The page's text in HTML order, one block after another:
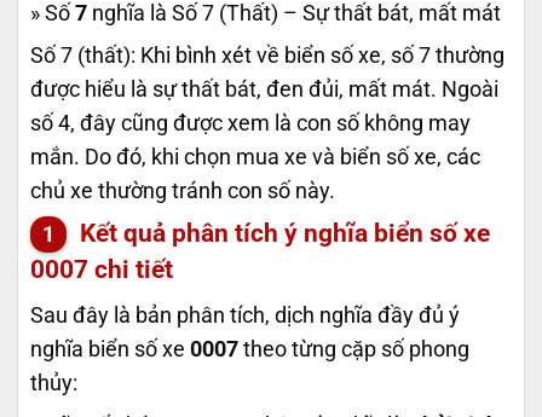
» Số 7 nghĩa là Số 7 (Thất) – Sự thất bát, mất mát
Số 7 (thất): Khi bình xét về biển số xe, số 7 thường
được hiểu là sự thất bát, đen đủi, mất mát. Ngoài
số 4, đây cũng được xem là con số không may
mắn. Do đó, khi chọn mua xe và biển số xe, các
chủ xe thường tránh con số này.
Kết quả phân tích ý nghĩa biển số xe
0007 chi tiết
Sau đây là bản phân tích, dịch nghĩa đầy đủ ý
nghĩa biển số xe 0007 theo từng cặp số phong
thủy: